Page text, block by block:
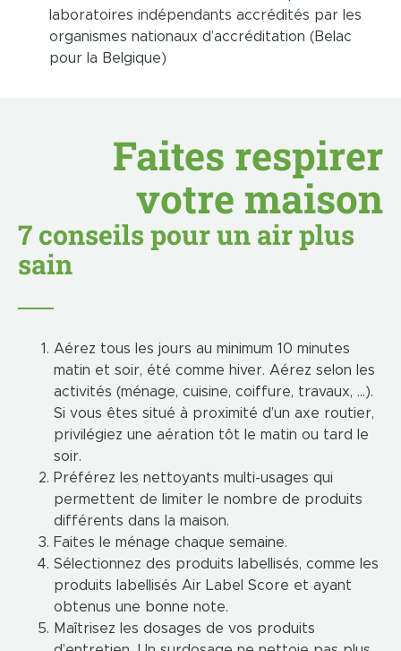
laboratoires indépendants accrédités par les
organismes nationaux d’accréditation (Belac
pour la Belgique)
Faites respirer
votre maison
7 conseils pour un air plus
sain
Aérez tous les jours au minimum 10 minutes
matin et soir, été comme hiver. Aérez selon les
activités (ménage, cuisine, coiffure, travaux, …).
Si vous êtes situé à proximité d’un axe routier,
privilégiez une aération tôt le matin ou tard le
soir.
Préférez les nettoyants multi-usages qui
permettent de limiter le nombre de produits
différents dans la maison.
Faites le ménage chaque semaine.
Sélectionnez des produits labellisés, comme les
produits labellisés Air Label Score et ayant
obtenus une bonne note.
Maîtrisez les dosages de vos produits